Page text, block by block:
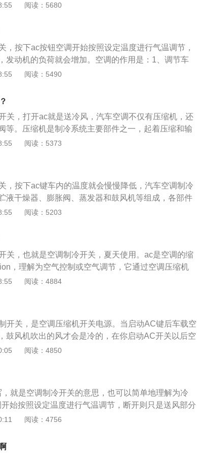
汽车车厢内的温度、湿度、空气清洁度及空气流动调
可。汽车空调的作用是：1、为乘员提供舒适的乘坐
为驾驶员创造良好的驾驶条件，确保安全行车。
阅读：5680
，按下ac按钮空调开始按照设定温度进行气温调节，
发动机的负荷就会增加。空调的作用是：1、调节车
洁净度；2、过滤车内空气，具有杀菌作用；3、清除
车外温度相差5度至6度即可；3、基于冷空气下沉、
空调的出风口时，可以遵循开冷气时出风口向上，开
阅读：5490
关，打开ac就是送冷风，汽车空调不仅有压缩机，还
等。压缩机是制冷系统主要部件之一，起着压缩和输
空调系统的功用是：1、利用制冷剂的不断变换循环
余热或燃烧器燃烧产生热量，作为取暖的热源通过
车内，使温度上升达到制暖的效果。
阅读：5373
，按下ac键车内的温度就会慢慢降低，汽车空调制冷
液干燥器、膨胀阀、蒸发器和鼓风机等组成，各部件
连接成一个密闭系统。汽车空调能对车厢内空气进行
车安全，其一般包括制冷装置、取暖装置和通风换气
阅读：5203
关，也就是空调制冷开关，夏天使用。ac是空调的缩
，理解为空气控制或空气调节，它通过空调压缩机
或制暖的目的，因此它有制冷和制暖的双重涵义。在
一种涵义。在ac模式下，由于车载空调压缩机始终处
耗和发动机负担的增加。在使用暖风时，需将ac关
阅读：4884
开关，是空调压缩机开关电源。当启动AC键后车载空
鼓风机吹出的风才会是冷的，在你启动AC开关以后空
进到融合状态，之后压缩机便会工作运作，随后汽车
控制开关，ac灯亮起以后，意味着空调压缩机启动，
油耗与此同时也会增加。AC按键是操纵空调压缩机的
机是开启的，那么送进车内的就是冷风，通常是在夏
键才会制冷。因此，在冬日季节或是下雨时候，外部
启暖风空调时是记住，不必把AC开按键也打开了，这
机开始工作是需要耗费燃油的。AC外面的旋钮MAX
阅读：4850
就是空调制冷开关的意思，也可以简单地理解为冷
始按照设定温度进行气温调节，断开则只是送风部分
打开AC开关之后，车载电脑接收了AC开关的信号，
始工作。需要把温度选择开关调到至蓝色部分，打开
吹出来。
阅读：4756